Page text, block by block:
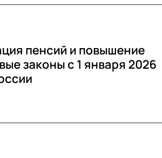
пенсий и повышение
законы с 1 января 2026